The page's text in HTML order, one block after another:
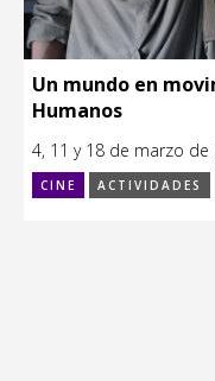
Un mundo en
Humanos
4, 11 y 18 de marzo de
CINE ACTIVIDADES